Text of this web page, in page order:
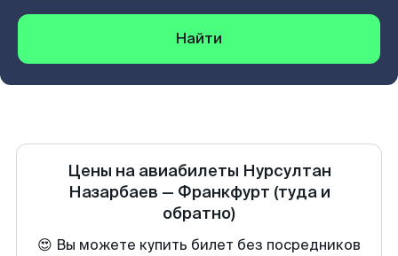
Найти
Цены на авиабилеты Нурсултан
Назарбаев — Франкфурт (туда и
обратно)
😍 Вы можете купить билет без посредников